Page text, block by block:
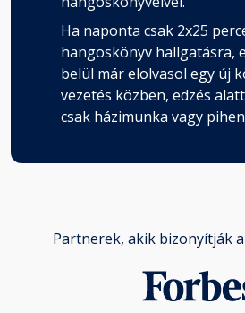
Ha naponta csak 2x25
hangoskönyv hallgatásra,
belül már elolvasol egy új
vezetés közben, edzés
csak házimunka vagy
Partnerek, akik bizonyítják